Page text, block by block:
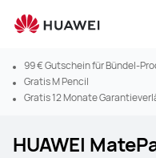
99 € Gutschein für Bündel-
Gratis M Pencil
Gratis 12 Monate
HUAWEI